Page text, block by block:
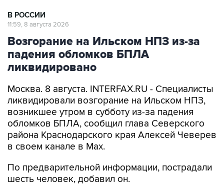
В РОССИИ
11:59, 8 августа 2026
Возгорание на Ильском НПЗ из-за
падения обломков БПЛА
ликвидировано
Москва. 8 августа. INTERFAX.RU - Специалисты
ликвидировали возгорание на Ильском НПЗ,
возникшее утром в субботу из-за падения
обломков БПЛА, сообщил глава Северского
района Краснодарского края Алексей Чеверев
в своем канале в Max.
По предварительной информации, пострадали
шесть человек, добавил он.